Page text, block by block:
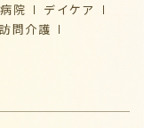
病院
デイケア
訪問介護